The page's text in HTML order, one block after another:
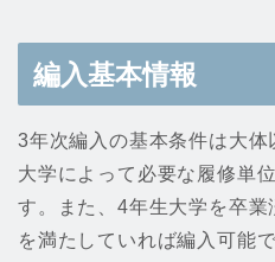
編入基本情報
3年次編入の基本条件は大体
大学によって必要な履修単
す。また、4年生大学を卒
を満たしていれば編入可能